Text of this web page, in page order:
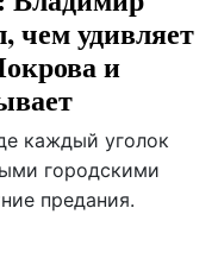
чем удивляет
и
каждый уголок
городскими
предания.